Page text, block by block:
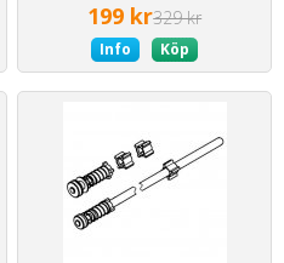
199 kr329 kr
Info Köp